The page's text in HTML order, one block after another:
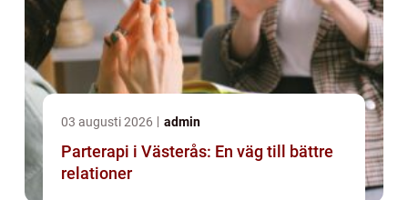
03 augusti 2026 admin
Parterapi i Västerås: En väg till bättre
relationer